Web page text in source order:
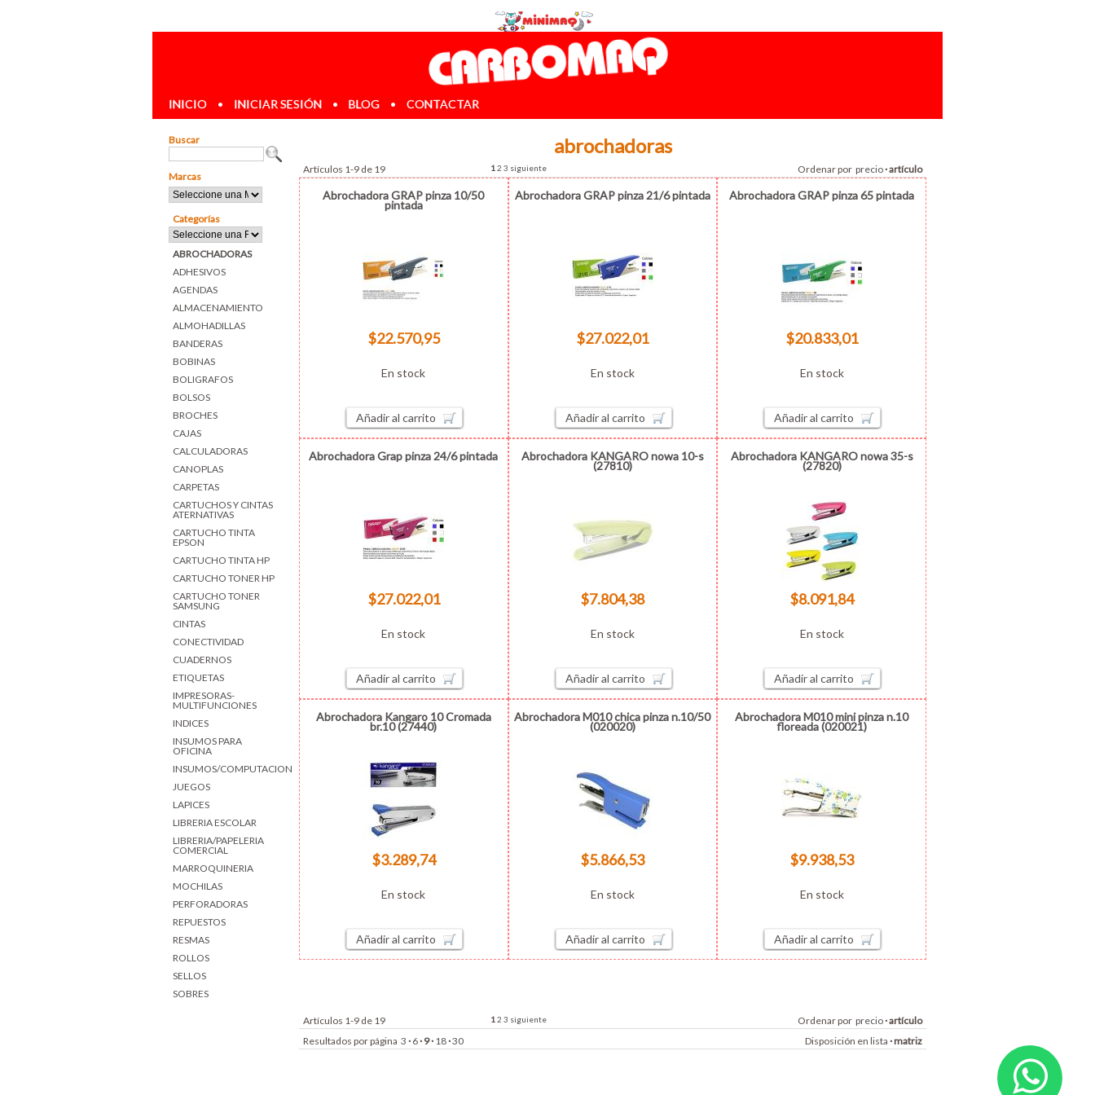
INICIO • INICIAR SESIÓN • BLOG • CONTACTAR
Buscar
Marcas
Categorías
ABROCHADORAS
ADHESIVOS
AGENDAS
ALMACENAMIENTO
ALMOHADILLAS
BANDERAS
BOBINAS
BOLIGRAFOS
BOLSOS
BROCHES
CAJAS
CALCULADORAS
CANOPLAS
CARPETAS
CARTUCHOS Y CINTAS
ATERNATIVAS
CARTUCHO TINTA
EPSON
CARTUCHO TINTA HP
CARTUCHO TONER HP
CARTUCHO TONER
SAMSUNG
CINTAS
CONECTIVIDAD
CUADERNOS
ETIQUETAS
IMPRESORAS-
MULTIFUNCIONES
INDICES
INSUMOS PARA
OFICINA
INSUMOS/COMPUTACION
JUEGOS
LAPICES
LIBRERIA ESCOLAR
LIBRERIA/PAPELERIA
COMERCIAL
MARROQUINERIA
MOCHILAS
PERFORADORAS
REPUESTOS
RESMAS
ROLLOS
SELLOS
SOBRES
abrochadoras
Artículos 1-9 de 19 1 2 3 siguiente Ordenar por precio·artículo
Abrochadora GRAP pinza 10/50
pintada
$22.570,95
En stock
Añadir al carrito
Abrochadora GRAP pinza 21/6 pintada
$27.022,01
En stock
Añadir al carrito
Abrochadora GRAP pinza 65 pintada
$20.833,01
En stock
Añadir al carrito
Abrochadora Grap pinza 24/6 pintada
$27.022,01
En stock
Añadir al carrito
Abrochadora KANGARO nowa 10-s
(27810)
$7.804,38
En stock
Añadir al carrito
Abrochadora KANGARO nowa 35-s
(27820)
$8.091,84
En stock
Añadir al carrito
Abrochadora Kangaro 10 Cromada
br.10 (27440)
$3.289,74
En stock
Añadir al carrito
Abrochadora M010 chica pinza n.10/50
(020020)
$5.866,53
En stock
Añadir al carrito
Abrochadora M010 mini pinza n.10
floreada (020021)
$9.938,53
En stock
Añadir al carrito
Artículos 1-9 de 19 1 2 3 siguiente Ordenar por precio·artículo
Resultados por página 3 · 6· 9· 18·30 Disposición en lista ·matriz